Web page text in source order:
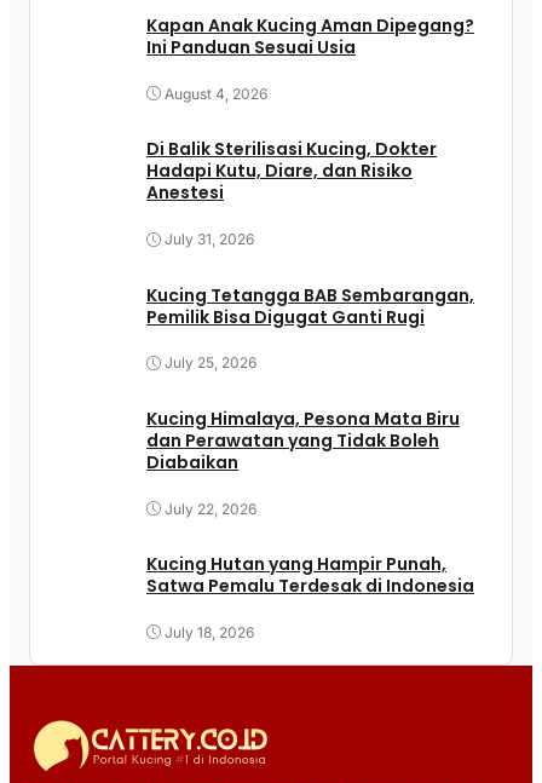
Kapan Anak Kucing Aman Dipegang?
Ini Panduan Sesuai Usia
August 4, 2026
Di Balik Sterilisasi Kucing, Dokter
Hadapi Kutu, Diare, dan Risiko
Anestesi
July 31, 2026
Kucing Tetangga BAB Sembarangan,
Pemilik Bisa Digugat Ganti Rugi
July 25, 2026
Kucing Himalaya, Pesona Mata Biru
dan Perawatan yang Tidak Boleh
Diabaikan
July 22, 2026
Kucing Hutan yang Hampir Punah,
Satwa Pemalu Terdesak di Indonesia
July 18, 2026